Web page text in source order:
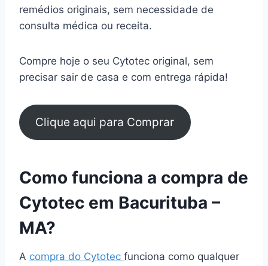
remédios originais, sem necessidade de
consulta médica ou receita.
Compre hoje o seu Cytotec original, sem
precisar sair de casa e com entrega rápida!
Clique aqui para Comprar
Como funciona a compra de
Cytotec em Bacurituba –
MA?
A compra do Cytotec funciona como qualquer